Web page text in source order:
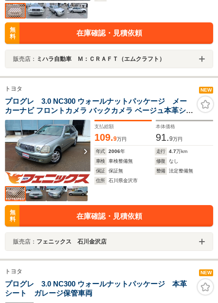
無
料
在庫確認・見積依頼
販売店： ミハラ自動車 Ｍ：ＣＲＡＦＴ（エムクラフト）
トヨタ NEW
プログレ 3.0 NC300 ウォールナットパッケージ メー
カーナビ フロントカメラ バックカメラ ベージュ本革シー
ト パワーシート クルーズコントロール ETC HID
支払総額
109.9万円
本体価格
91.9万円
年式 2006年 走行 4.7万km
車検
車検整備無 修復
なし
保証
保証無 整備
法定整備無
住所
石川県金沢市
無
料
在庫確認・見積依頼
販売店： フェニックス 石川金沢店
トヨタ NEW
プログレ 3.0 NC300 ウォールナットパッケージ 本革
シート ガレージ保管車両